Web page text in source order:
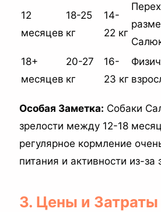
12
месяцев
18-25
кг
14-
22 кг
18+
месяцев
20-27
кг
16-
23 кг
Особая Заметка: Собаки
зрелости между 12-18
регулярное кормление
питания и активности из-за
3. Цены и